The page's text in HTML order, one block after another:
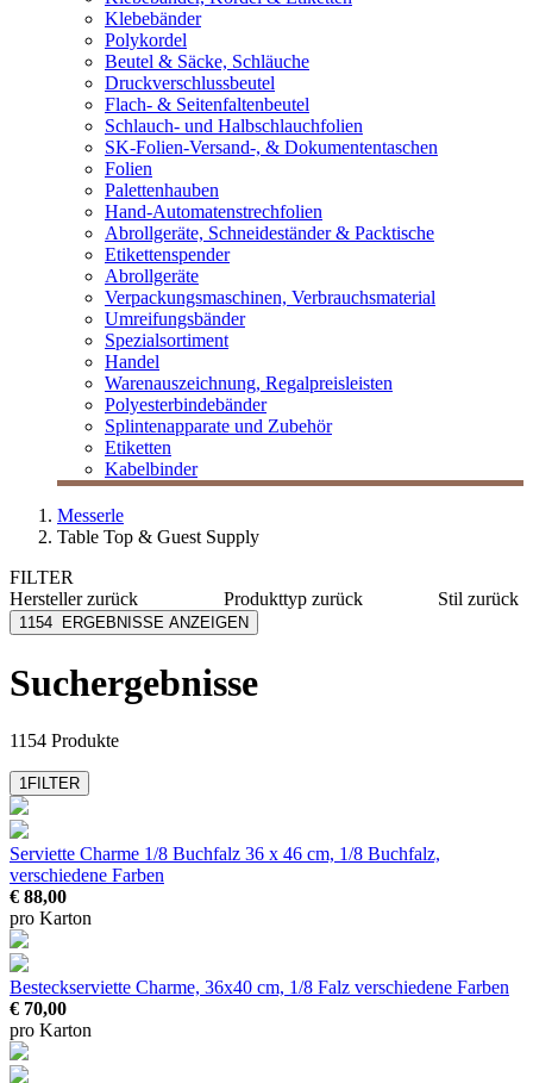
Klebebänder
Polykordel
Beutel & Säcke, Schläuche
Druckverschlussbeutel
Flach- & Seitenfaltenbeutel
Schlauch- und Halbschlauchfolien
SK-Folien-Versand-, & Dokumententaschen
Folien
Palettenhauben
Hand-Automatenstrechfolien
Abrollgeräte, Schneideständer & Packtische
Etikettenspender
Abrollgeräte
Verpackungsmaschinen, Verbrauchsmaterial
Umreifungsbänder
Spezialsortiment
Handel
Warenauszeichnung, Regalpreisleisten
Polyesterbindebänder
Splintenapparate und Zubehör
Etiketten
Kabelbinder
Messerle
Table Top & Guest Supply
FILTER
Herstellerzurück
[e] one
Anyah
Bacher+Demmler
mehr anzeigen
Produkttyp zurück
Besteckservietten
Stil zurück
1154 ERGEBNISSE ANZEIGEN
Suchergebnisse
1154 Produkte
1FILTER
Serviette Charme 1/8 Buchfalz 36 x 46 cm, 1/8 Buchfalz,
verschiedene Farben
€ 88,00
pro Karton
Besteckserviette Charme, 36x40 cm, 1/8 Falz verschiedene Farben
€ 70,00
pro Karton